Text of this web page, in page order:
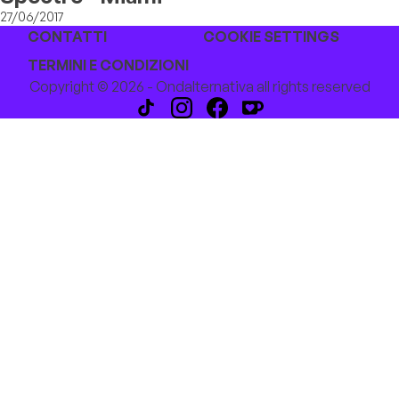
27/06/2017
CONTATTI
COOKIE SETTINGS
TERMINI E CONDIZIONI
Copyright © 2026 - Ondalternativa all rights reserved